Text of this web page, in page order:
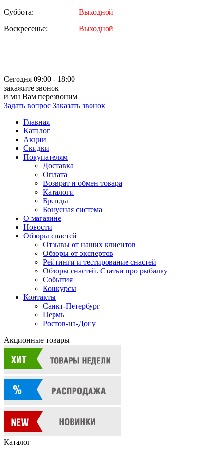
Суббота:
Выходной
Воскресенье:
Выходной
Сегодня 09:00 - 18:00
закажите звонок
и мы Вам перезвоним
Задать вопрос Заказать звонок
Главная
Каталог
Акции
Скидки
Покупателям
Доставка
Оплата
Возврат и обмен товара
Каталоги
Бренды
Бонусная система
О магазине
Новости
Обзоры снастей
Отзывы от наших клиентов
Обзоры от экспертов
Рейтинги и тестирование снастей
Обзоры снастей. Статьи про рыбалку
События
Конкурсы
Контакты
Санкт-Петербург
Пермь
Ростов-на-Дону
Акционные товары
Каталог